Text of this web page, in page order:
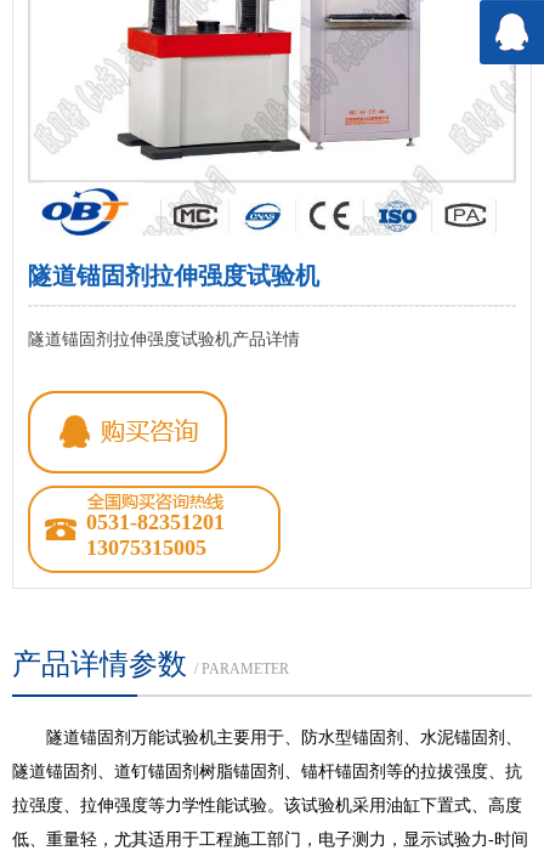
隧道锚固剂拉伸强度试验机
隧道锚固剂拉伸强度试验机产品详情
0531-82351201
13075315005
产品详情参数 / PARAMETER
隧道锚固剂万能试验机主要用于、防水型锚固剂、水泥锚固剂、
隧道锚固剂、道钉锚固剂树脂锚固剂、锚杆锚固剂等的拉拔强度、抗
拉强度、拉伸强度等力学性能试验。该试验机采用油缸下置式、高度
低、重量轻，尤其适用于工程施工部门，电子测力，显示试验力-时间